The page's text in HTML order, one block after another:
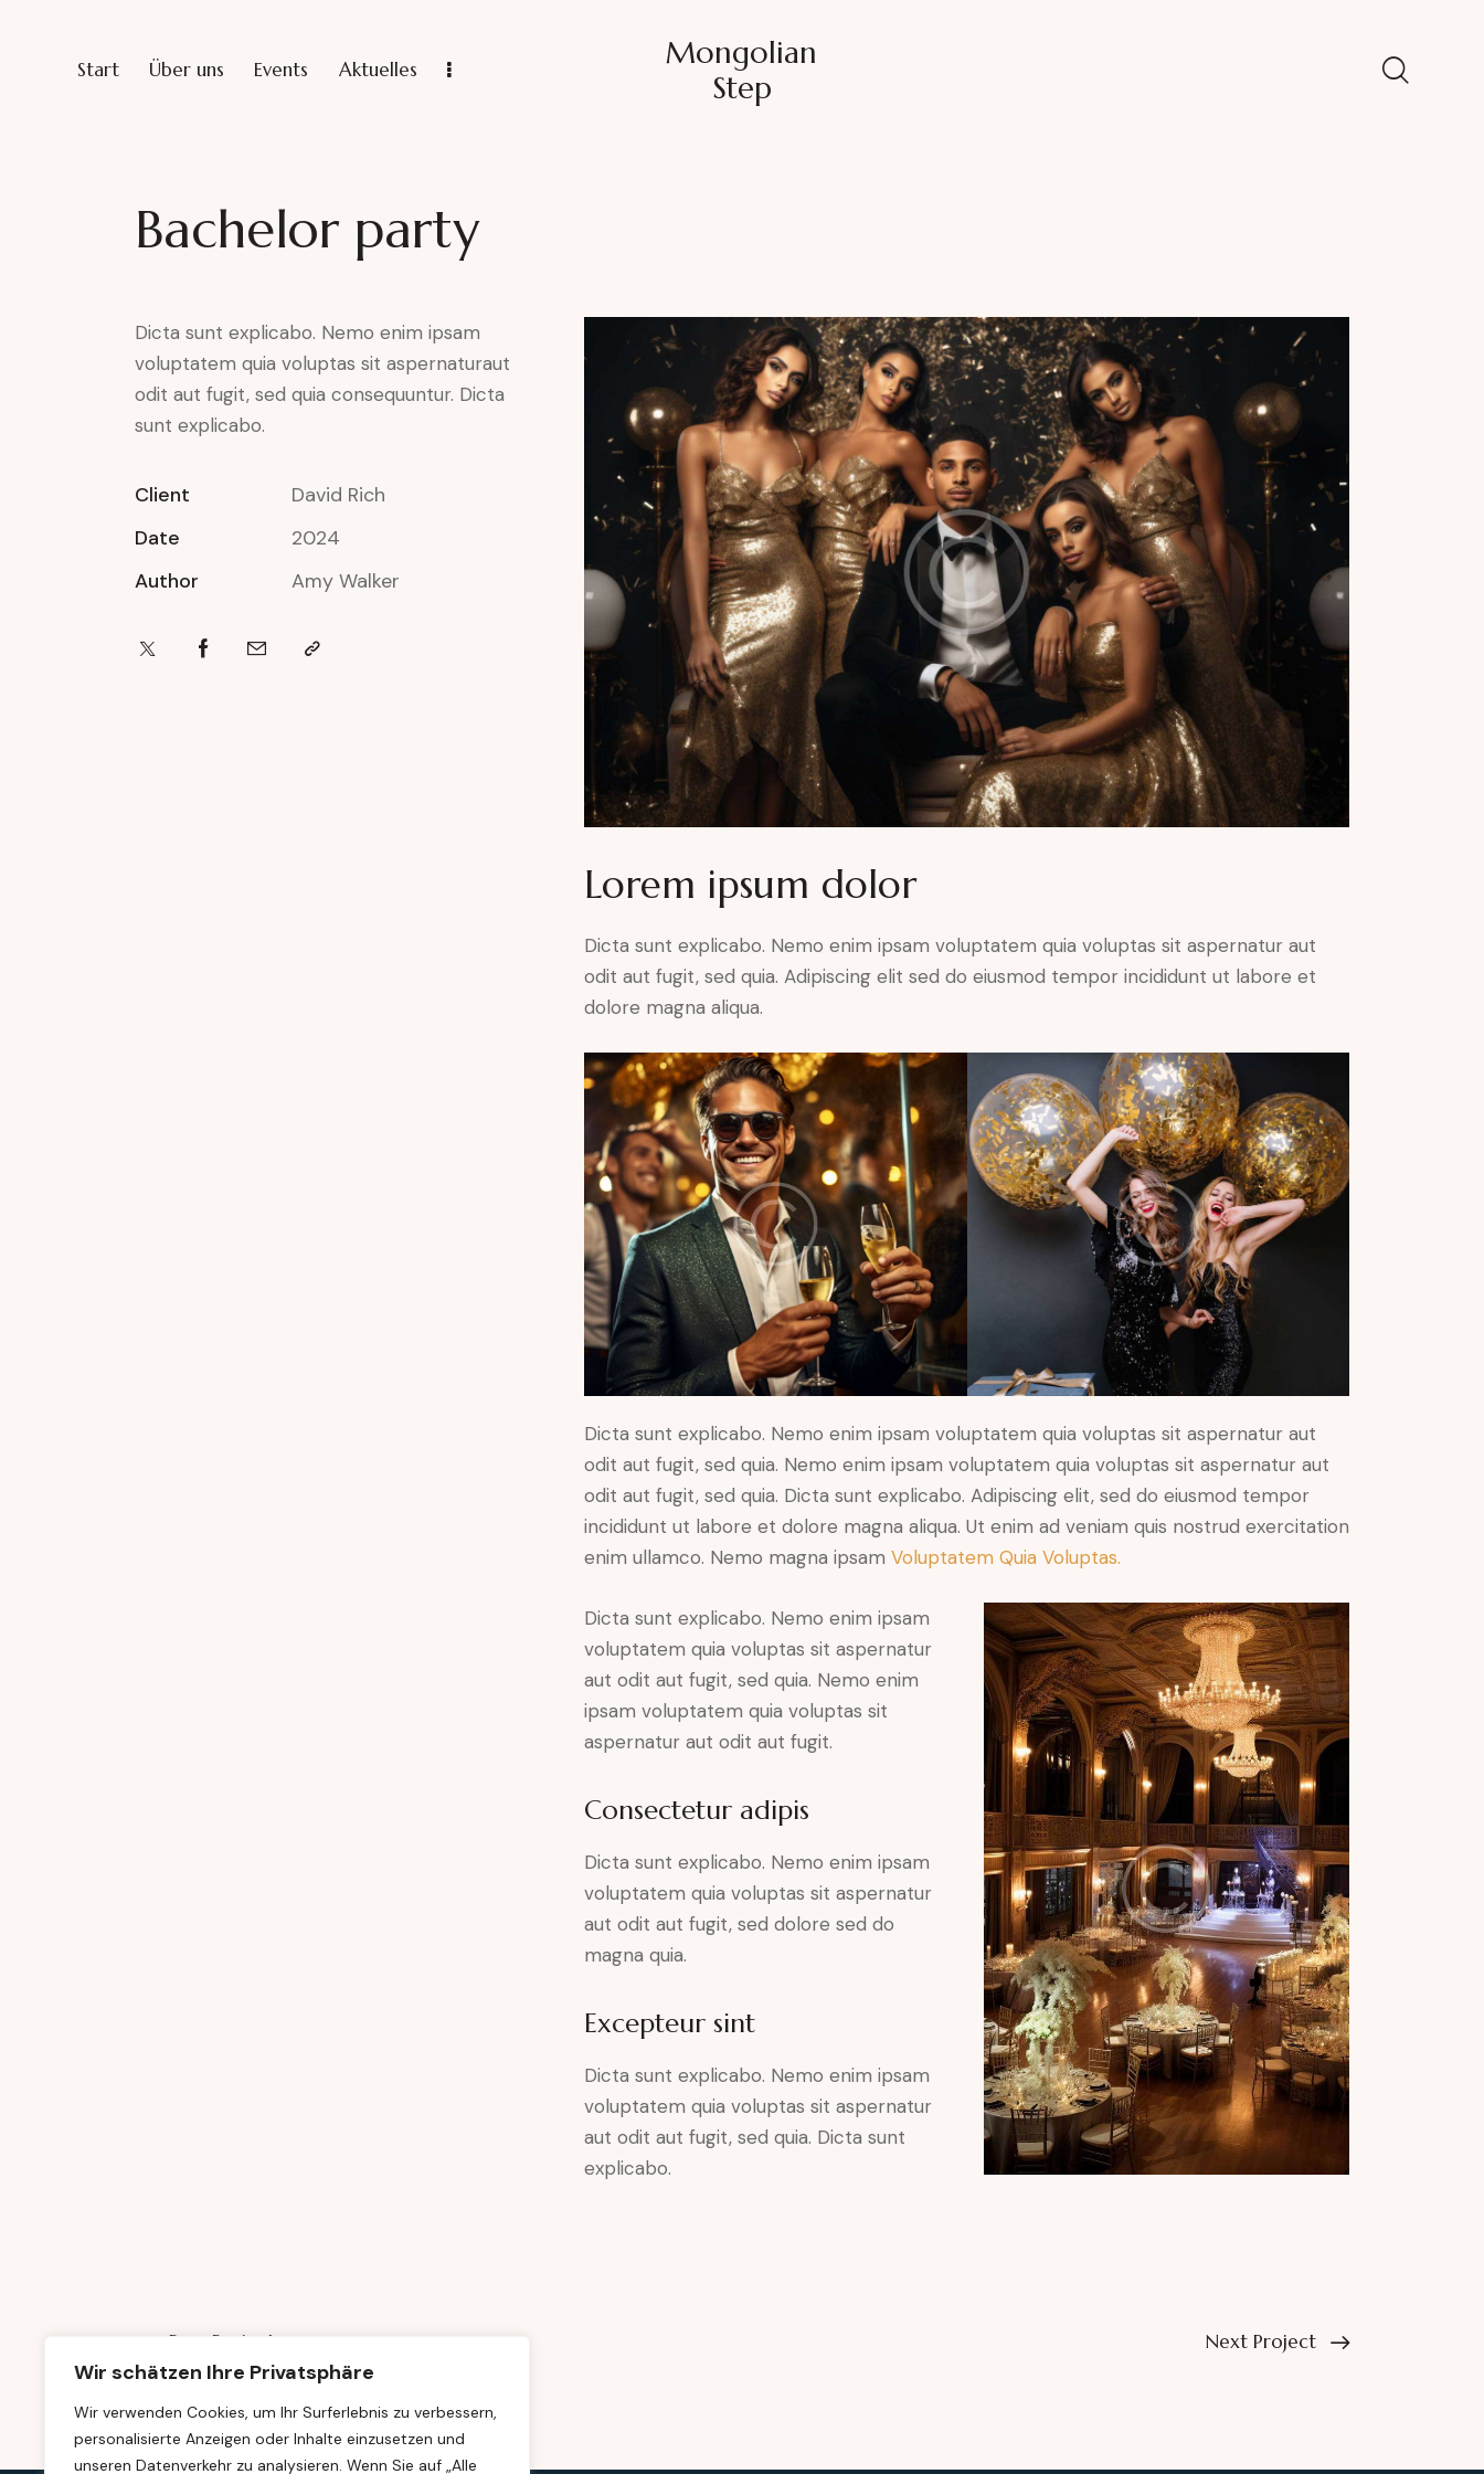
Wir schätzen Ihre Privatsphäre
Wir verwenden Cookies, um Ihr Surferlebnis zu verbessern,
personalisierte Anzeigen oder Inhalte einzusetzen und
unseren Datenverkehr zu analysieren. Wenn Sie auf „Alle
Start Über uns Events Aktuelles
Mongolian
Step
Bachelor party
Dicta sunt explicabo. Nemo enim ipsam
voluptatem quia voluptas sit aspernaturaut
odit aut fugit, sed quia consequuntur. Dicta
sunt explicabo.
Client
David Rich
Date
2024
Author
Amy Walker
Lorem ipsum dolor
Dicta sunt explicabo. Nemo enim ipsam voluptatem quia voluptas sit aspernatur aut
odit aut fugit, sed quia. Adipiscing elit sed do eiusmod tempor incididunt ut labore et
dolore magna aliqua.
Dicta sunt explicabo. Nemo enim ipsam voluptatem quia voluptas sit aspernatur aut
odit aut fugit, sed quia. Nemo enim ipsam voluptatem quia voluptas sit aspernatur aut
odit aut fugit, sed quia. Dicta sunt explicabo. Adipiscing elit, sed do eiusmod tempor
incididunt ut labore et dolore magna aliqua. Ut enim ad veniam quis nostrud exercitation
enim ullamco. Nemo magna ipsam Voluptatem Quia Voluptas.
Dicta sunt explicabo. Nemo enim ipsam
voluptatem quia voluptas sit aspernatur
aut odit aut fugit, sed quia. Nemo enim
ipsam voluptatem quia voluptas sit
aspernatur aut odit aut fugit.
Consectetur adipis
Dicta sunt explicabo. Nemo enim ipsam
voluptatem quia voluptas sit aspernatur
aut odit aut fugit, sed dolore sed do
magna quia.
Excepteur sint
Dicta sunt explicabo. Nemo enim ipsam
voluptatem quia voluptas sit aspernatur
aut odit aut fugit, sed quia. Dicta sunt
explicabo.
Prev Project Next Project